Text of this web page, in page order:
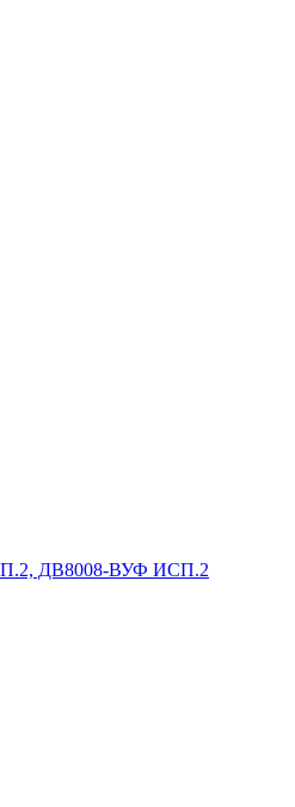
ДВ8008-ВУФ ИСП.2